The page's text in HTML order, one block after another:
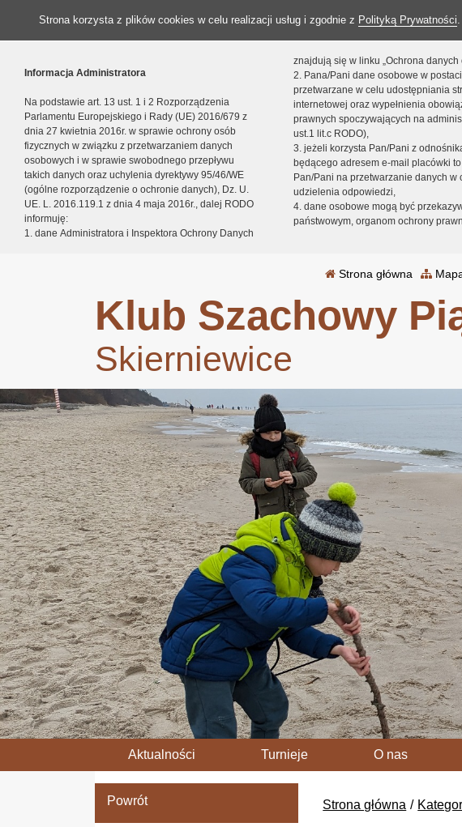
Strona korzysta z plików cookies w celu realizacji usług i zgodnie z Polityką Prywatności
Informacja Administratora
Na podstawie art. 13 ust. 1 i 2 Rozporządzenia
Parlamentu Europejskiego i Rady (UE) 2016/679 z
dnia 27 kwietnia 2016r. w sprawie ochrony osób
fizycznych w związku z przetwarzaniem danych
osobowych i w sprawie swobodnego przepływu
takich danych oraz uchylenia dyrektywy 95/46/WE
(ogólne rozporządzenie o ochronie danych), Dz. U.
UE. L. 2016.119.1 z dnia 4 maja 2016r., dalej RODO
informuję:
1. dane Administratora i Inspektora Ochrony Danych
znajdują się w linku „Ochrona danych
2. Pana/Pani dane osobowe w
przetwarzane w celu udostępniania
internetowej oraz wypełnienia
prawnych spoczywających na
ust.1 lit.c RODO),
3. jeżeli korzysta Pan/Pani z
będącego adresem e-mail placówki
Pan/Pani na przetwarzanie danych w
udzielenia odpowiedzi,
4. dane osobowe mogą być
państwowym, organom ochrony
Strona główna
Klub Szachowy
Skierniewice
Aktualności Turnieje O nas
Strona główna
Powrót